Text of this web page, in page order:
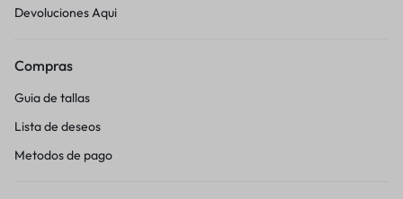
Devoluciones Aqui
Compras
Guia de tallas
Lista de deseos
Metodos de pago